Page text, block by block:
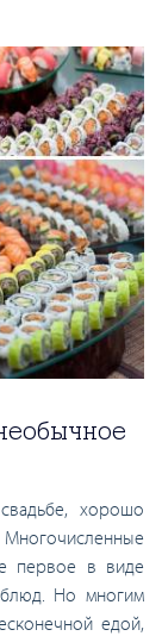
хорошо
первое в виде
Но многим
едой,